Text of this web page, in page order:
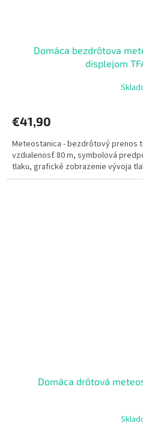
Domáca bezdrôtova
displejom
€41,90
Meteostanica - bezdrôtový prenos
vzdialenosť 80 m, symbolová
tlaku, grafické zobrazenie vývoja
Domáca drôtová